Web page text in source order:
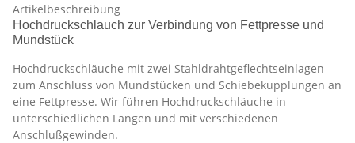
Artikelbeschreibung
Hochdruckschlauch zur Verbindung von Fettpresse und
Mundstück
Hochdruckschläuche mit zwei Stahldrahtgeflechtseinlagen
zum Anschluss von Mundstücken und Schiebekupplungen an
eine Fettpresse. Wir führen Hochdruckschläuche in
unterschiedlichen Längen und mit verschiedenen
Anschlußgewinden.